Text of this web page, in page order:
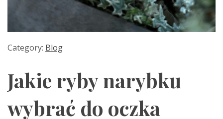
Category: Blog
Jakie ryby narybku
wybrać do oczka